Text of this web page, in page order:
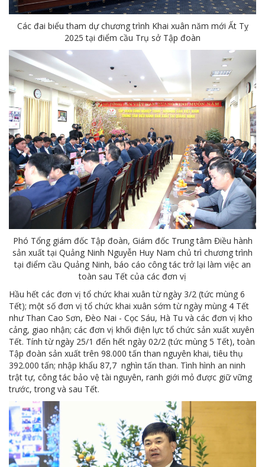
MTS: Công nghệ hiện đại - Kết nối thông minh
Đồng hành vì sự phát triển lâu dài của MTS
MTS: Hưởng ứng tháng "An toàn-Vệ sinh lao động"
MTS: Sự kiện nổi bật trong tháng 3
Tuổi trẻ MTS: "Tâm sáng với việc, tận tụy với nghề" góp sức xây dựng công ty phát triển bền vững
Bình đẳng giới và các chính sách pháp luật lao động, BHXH luôn được quan tâm tại MTS
MTS tham dự Hội diễn Nghệ thuật quần chúng TKV năm 2016
COMINLUB - Thành công nhỏ vì một thông điệp lớn!
Nhà máy
Các đai biểu tham dự chương trình Khai xuân năm mới Ất Tỵ
2025 tại điểm cầu Trụ sở Tập đoàn
Phó Tổng giám đốc Tập đoàn, Giám đốc Trung tâm Điều hành
sản xuất tại Quảng Ninh Nguyễn Huy Nam chủ trì chương trình
tại điểm cầu Quảng Ninh, báo cáo công tác trở lại làm việc an
toàn sau Tết của các đơn vị
Hầu hết các đơn vị tổ chức khai xuân từ ngày 3/2 (tức mùng 6
Tết); một số đơn vị tổ chức khai xuân sớm từ ngày mùng 4 Tết
như Than Cao Sơn, Đèo Nai - Cọc Sáu, Hà Tu và các đơn vị kho
cảng, giao nhận; các đơn vị khối điện lực tổ chức sản xuất xuyên
Tết. Tính từ ngày 25/1 đến hết ngày 02/2 (tức mùng 5 Tết), toàn
Tập đoàn sản xuất trên 98.000 tấn than nguyên khai, tiêu thụ
392.000 tấn; nhập khẩu 87,7 nghìn tấn than. Tình hình an ninh
trật tự, công tác bảo vệ tài nguyên, ranh giới mỏ được giữ vững
trước, trong và sau Tết.